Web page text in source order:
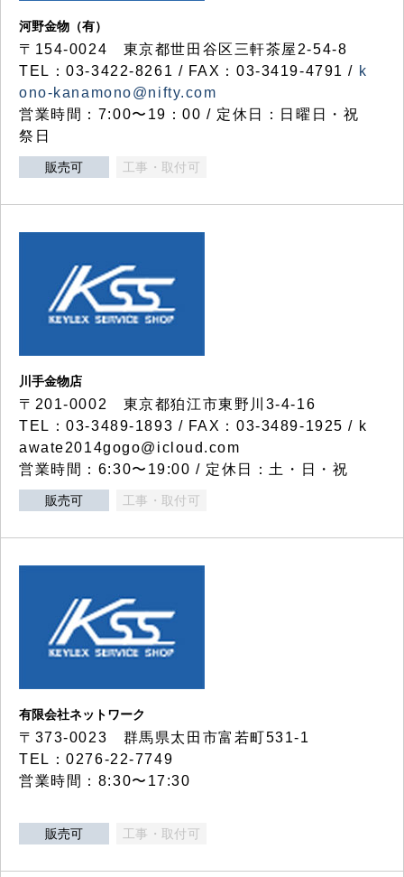
河野金物（有）
〒154-0024 東京都世田谷区三軒茶屋2-54-8
TEL：03-3422-8261 / FAX：03-3419-4791 / k
ono-kanamono@nifty.com
営業時間：7:00〜19：00 / 定休日：日曜日・祝
祭日
販売可 工事・取付可
川手金物店
〒201-0002 東京都狛江市東野川3-4-16
TEL：03-3489-1893 / FAX：03-3489-1925 / k
awate2014gogo@icloud.com
営業時間：6:30〜19:00 / 定休日：土・日・祝
販売可 工事・取付可
有限会社ネットワーク
〒373-0023 群馬県太田市富若町531-1
TEL：0276-22-7749
営業時間：8:30〜17:30
販売可 工事・取付可